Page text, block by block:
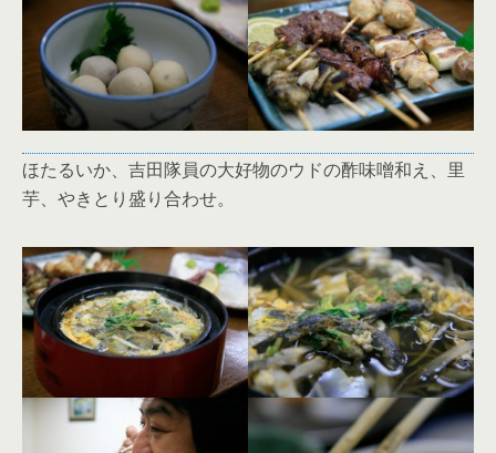
ほたるいか、吉田隊員の大好物のウドの酢味噌和え、里
芋、やきとり盛り合わせ。